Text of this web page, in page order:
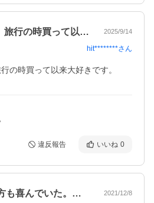
好き、大好き❤です。旅行の時買って以来… 2025/9/14
hit********さん
の時買って以来大好きです。
違反報告 いいね 0
ギフトでしたが、先方も喜んでいた。又利… 2021/12/8